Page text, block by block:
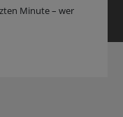
Minute – wer